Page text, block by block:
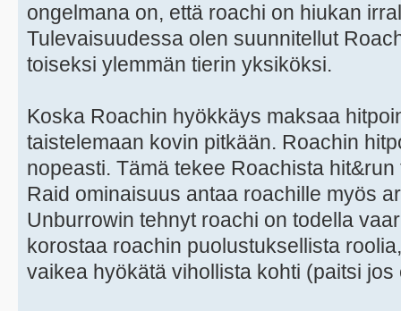
ongelmana on, että roachi on hiukan
Tulevaisuudessa olen suunnitellut
toiseksi ylemmän tierin yksiköksi.
Koska Roachin hyökkäys maksaa
taistelemaan kovin pitkään. Roachin
nopeasti. Tämä tekee Roachista
Raid ominaisuus antaa roachille myös
Unburrowin tehnyt roachi on todella
korostaa roachin puolustuksellista
vaikea hyökätä vihollista kohti (paitsi jos